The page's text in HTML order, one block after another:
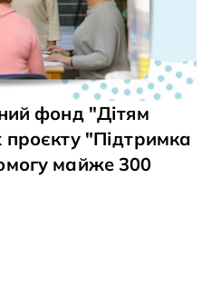
фонд "Дітям
"Підтримка
майже 300